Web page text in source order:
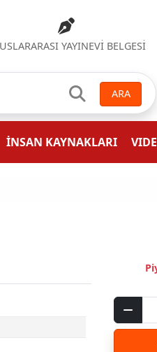
YAYINEVİ BELGESİ
ARA
İNSAN KAYNAKLARI